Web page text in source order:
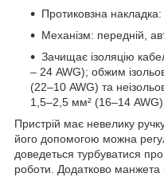
Протиковзна
Механізм: передній,
Зачищає ізоляцію
– 24 AWG); обжим
(22–10 AWG) та
1,5–2,5 мм² (16–14
Пристрій має невелику
його допомогою можна
доведеться турбуватися
роботи. Додатково